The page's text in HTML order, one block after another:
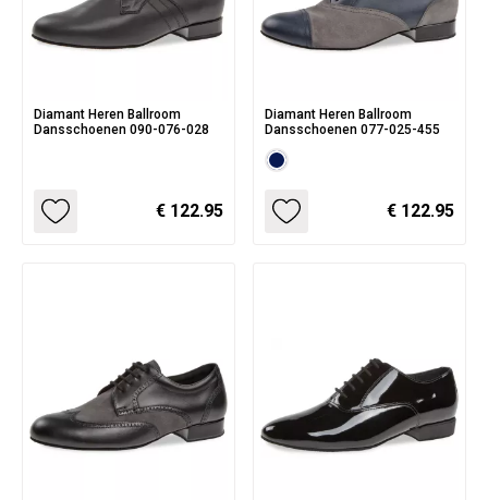
Diamant Heren Ballroom
Dansschoenen 090-076-028
€ 122.95
Diamant Heren Ballroom
Dansschoenen 077-025-455
€ 122.95